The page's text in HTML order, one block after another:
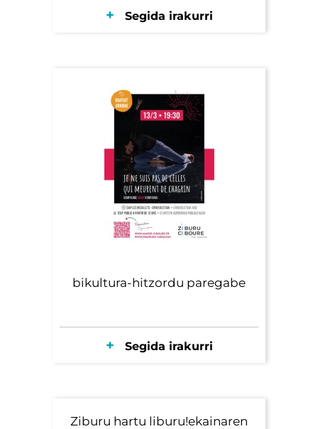
Segida irakurri
bikultura-hitzordu paregabe
Segida irakurri
Ziburu hartu liburu!ekainaren